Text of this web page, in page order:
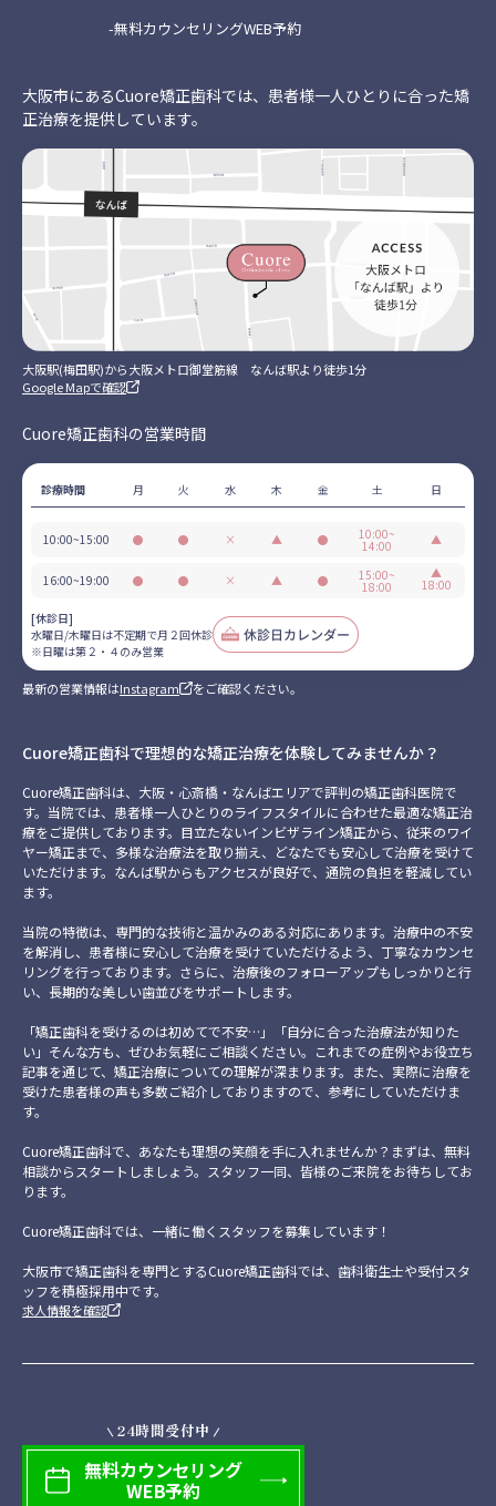
-無料カウンセリングWEB予約
大阪市にあるCuore矯正歯科では、患者様一人ひとりに合った矯
正治療を提供しています。
大阪駅(梅田駅)から大阪メトロ御堂筋線 なんば駅より徒歩1分
Google Mapで確認
Cuore矯正歯科の営業時間
診療時間 月 火 水 木 金 土 日
10:00~15:00
●
業
●
業
×
診
▲
定
期
月
２
回
休
診
●
業
10:00~
14:00
▲
曜
は
み
16:00~19:00
●
●
×
診
▲
定
期
で
回
●
業
15:00~
18:00
▲
18:00
[休診日]
水曜日/木曜日は不定期で月２回休診
※日曜は第２・４のみ営業
最新の営業情報はInstagram をご確認ください。
Cuore矯正歯科で理想的な矯正治療を体験してみませんか？
Cuore矯正歯科は、大阪・心斎橋・なんばエリアで評判の矯正歯科医院で
す。当院では、患者様一人ひとりのライフスタイルに合わせた最適な矯正治
療をご提供しております。目立たないインビザライン矯正から、従来のワイ
ヤー矯正まで、多様な治療法を取り揃え、どなたでも安心して治療を受けて
いただけます。なんば駅からもアクセスが良好で、通院の負担を軽減してい
ます。
当院の特徴は、専門的な技術と温かみのある対応にあります。治療中の不安
を解消し、患者様に安心して治療を受けていただけるよう、丁寧なカウンセ
リングを行っております。さらに、治療後のフォローアップもしっかりと行
い、長期的な美しい歯並びをサポートします。
「矯正歯科を受けるのは初めてで不安…」「自分に合った治療法が知りた
い」そんな方も、ぜひお気軽にご相談ください。これまでの症例やお役立ち
記事を通じて、矯正治療についての理解が深まります。また、実際に治療を
受けた患者様の声も多数ご紹介しておりますので、参考にしていただけま
す。
Cuore矯正歯科で、あなたも理想の笑顔を手に入れませんか？まずは、無料
相談からスタートしましょう。スタッフ一同、皆様のご来院をお待ちしてお
ります。
Cuore矯正歯科では、一緒に働くスタッフを募集しています！
大阪市で矯正歯科を専門とするCuore矯正歯科では、歯科衛生士や受付スタ
ッフを積極採用中です。
求人情報を確認
24時間受付中
無料カウンセリング
WEB予約